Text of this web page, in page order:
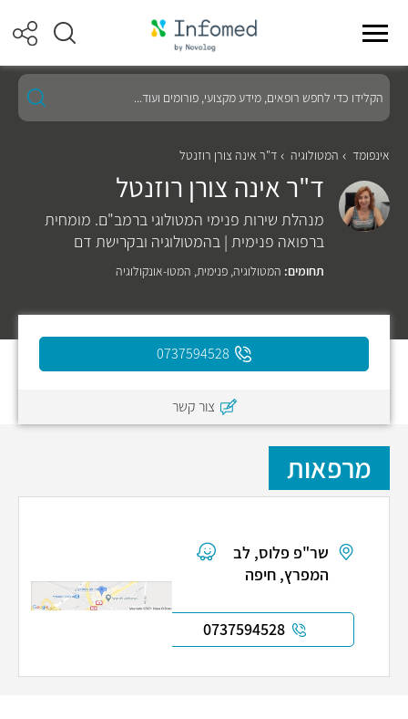
הקלידו
כדי
לחפש
מקצועי,
פורומים
ועוד...
אינפומד המטולוגיה ד"ר אינה צורן רוזנטל
ד"ר אינה צורן רוזנטל
מנהלת שירות פנימי המטולוגי ברמב"ם. מומחית
ברפואה פנימית | בהמטולוגיה ובקרישת דם
תחומים: המטולוגיה, פנימית, המטו-אונקולוגיה
0737594528
צור קשר
מרפאות
שר"פ פלוס, לב
המפרץ, חיפה
0737594528